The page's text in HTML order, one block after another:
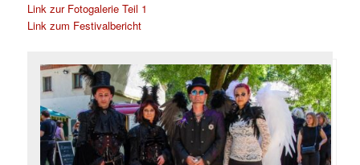
Link zur Fotogalerie Teil 1
Link zum Festivalbericht